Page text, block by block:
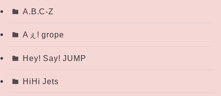
A.B.C-Z
Aぇ! grope
Hey! Say! JUMP
HiHi Jets